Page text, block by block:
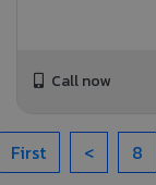
Call now
First < 8